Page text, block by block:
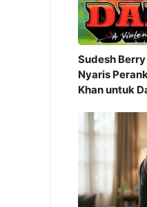
Sudesh
Nyaris
Khan untuk